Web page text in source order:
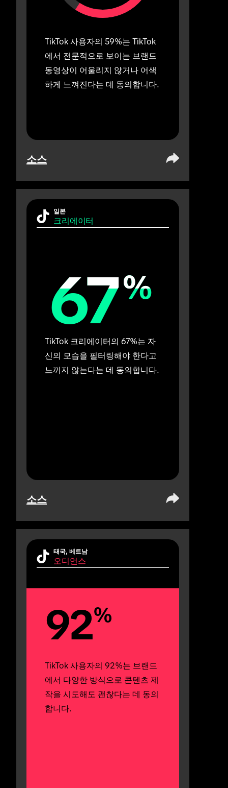
TikTok 사용자의 59%는 TikTok
에서 전문적으로 보이는 브랜드
동영상이 어울리지 않거나 어색
하게 느껴진다는 데 동의합니다.
소스
일본
크리에이터
67%
67%
TikTok 크리에이터의 67%는 자
신의 모습을 필터링해야 한다고
느끼지 않는다는 데 동의합니다.
소스
태국, 베트남
오디언스
92%
TikTok 사용자의 92%는 브랜드
에서 다양한 방식으로 콘텐츠 제
작을 시도해도 괜찮다는 데 동의
합니다.